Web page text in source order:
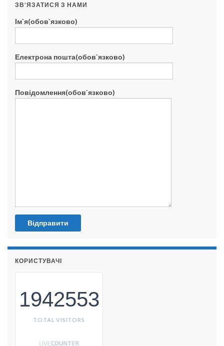
ЗВ’ЯЗАТИСЯ З НАМИ
Ім`я(обов`язково)
Електрона пошта(обов`язково)
Повідомлення(обов`язково)
КОРИСТУВАЧІ
1942553
TOTAL VISITORS